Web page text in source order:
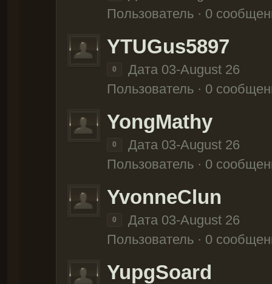
Пользователь · 0
YTUGus5897
0
Дата 03-August 26
Пользователь · 0
YongMathy
0
Дата 03-August 26
Пользователь · 0
YvonneClun
0
Дата 03-August 26
Пользователь · 0
YupgSoard